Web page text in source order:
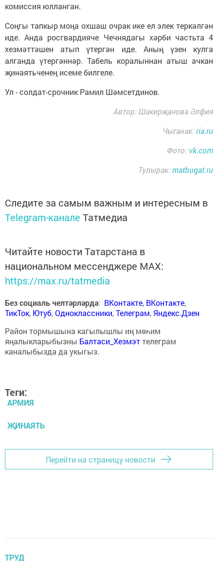
комиссия юлланган.
Соңгы тапкыр моңа охшаш очрак ике ел элек теркәлгән
иде. Анда росгвардияче Чечнядагы хәрби частьта 4
хезмәттәшен атып үтергән иде. Аның үзен кулга
алганда үтергәннәр. Табель коралыннан атыш ачкан
җинаятьченең исеме билгеле.
Ул - солдат-срочник Рамил Шәмсетдинов.
Автор: Шакирҗанова Әлфия
Чыганак:ria.ru
Фото: vk.com
Тулырак:matbugat.ru
Следите за самым важным и интересным в
Telegram-канале Татмедиа
Читайте новости Татарстана в
национальном мессенджере MАХ:
https://max.ru/tatmedia
Без социаль челтәрләрдә: ВКонтакте, ВКонтакте,
ТикТок, Ютуб,Одноклассники,Телеграм, Яндекс.Дзен
Район тормышына кагылышлы иң мөһим
яңалыкларыбызны Балтаси_Хезмэттелеграм
каналыбызда да укыгыз.
Теги:
АРМИЯ
ҖИНАЯТЬ
Перейти на страницу новости
ТРУД